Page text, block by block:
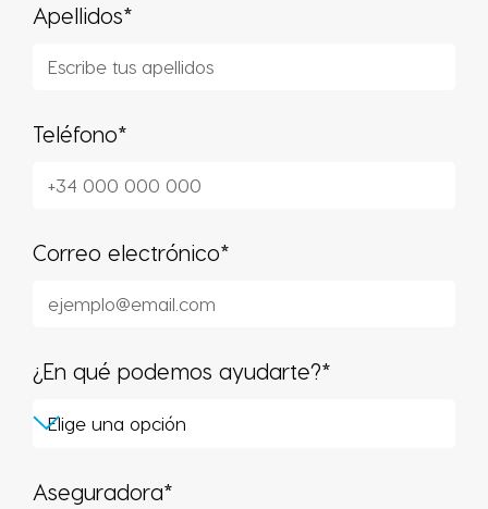
Apellidos*
Teléfono*
Correo electrónico*
¿En qué podemos ayudarte?*
Aseguradora*